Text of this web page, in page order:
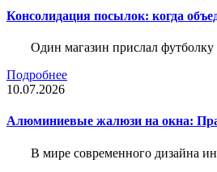
Консолидация посылок: когда
Один магазин прислал футболку
Подробнее
10.07.2026
Алюминиевые жалюзи на окна:
В мире современного дизайна